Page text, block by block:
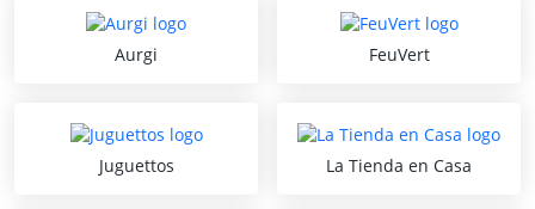
Aurgi FeuVert
Juguettos La Tienda en Casa